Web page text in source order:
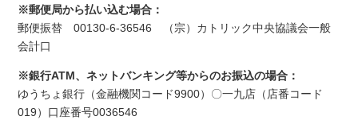
※郵便局から払い込む場合：
郵便振替 00130-6-36546 （宗）カトリック中央協議会一般
会計口
※銀行ATM、ネットバンキング等からのお振込の場合：
ゆうちょ銀行（金融機関コード9900）〇一九店（店番コード
019）口座番号0036546